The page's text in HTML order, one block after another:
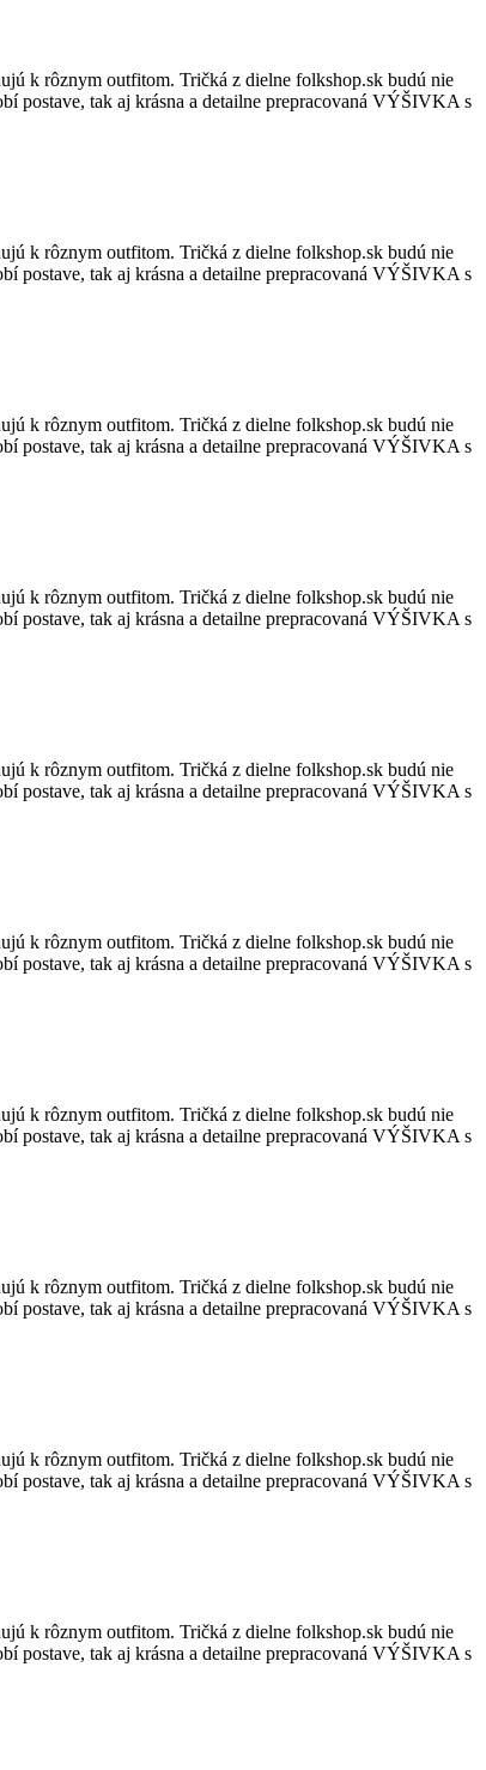
k rôznym outfitom. Tričká z dielne folkshop.sk budú nie
postave, tak aj krásna a detailne prepracovaná VÝŠIVKA s
k rôznym outfitom. Tričká z dielne folkshop.sk budú nie
postave, tak aj krásna a detailne prepracovaná VÝŠIVKA s
k rôznym outfitom. Tričká z dielne folkshop.sk budú nie
postave, tak aj krásna a detailne prepracovaná VÝŠIVKA s
k rôznym outfitom. Tričká z dielne folkshop.sk budú nie
postave, tak aj krásna a detailne prepracovaná VÝŠIVKA s
k rôznym outfitom. Tričká z dielne folkshop.sk budú nie
postave, tak aj krásna a detailne prepracovaná VÝŠIVKA s
k rôznym outfitom. Tričká z dielne folkshop.sk budú nie
postave, tak aj krásna a detailne prepracovaná VÝŠIVKA s
k rôznym outfitom. Tričká z dielne folkshop.sk budú nie
postave, tak aj krásna a detailne prepracovaná VÝŠIVKA s
k rôznym outfitom. Tričká z dielne folkshop.sk budú nie
postave, tak aj krásna a detailne prepracovaná VÝŠIVKA s
k rôznym outfitom. Tričká z dielne folkshop.sk budú nie
postave, tak aj krásna a detailne prepracovaná VÝŠIVKA s
k rôznym outfitom. Tričká z dielne folkshop.sk budú nie
postave, tak aj krásna a detailne prepracovaná VÝŠIVKA s